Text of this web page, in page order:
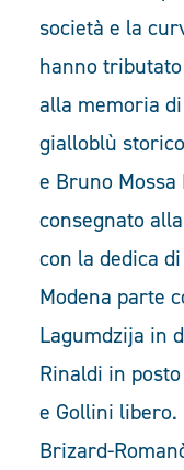
società e la
hanno
alla memoria
gialloblù
e Bruno Mossa
consegnato
con la dedica
Modena parte
Lagumdzija in
Rinaldi in
e Gollini libero.
Brizard-